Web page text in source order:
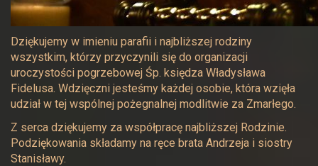
Dziękujemy w imieniu parafii i najbliższej rodziny
wszystkim, którzy przyczynili się do organizacji
uroczystości pogrzebowej Śp. księdza Władysława
Fidelusa. Wdzięczni jesteśmy każdej osobie, która wzięła
udział w tej wspólnej pożegnalnej modlitwie za Zmarłego.
Z serca dziękujemy za współpracę najbliższej Rodzinie.
Podziękowania składamy na ręce brata Andrzeja i siostry
Stanisławy.